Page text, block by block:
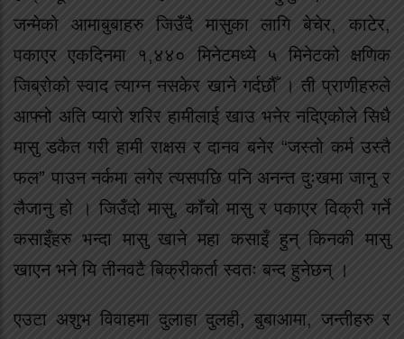
जन्मेको आमाबुबाहरु जिउँदै मासुका लागि बेचेर, काटेर,
पकाएर एकदिनमा १,४४० मिनेटमध्ये ५ मिनेटको क्षणिक
जिब्रोको स्वाद त्याग्न नसकेर खाने गर्दछौँ । ती प्राणीहरुले
आफ्नो अति प्यारो शरिर हामीलाई खाउ भनेर नदिएकोले सिधै
मासु डकैत गरी हामी राक्षस र दानव बनेर “जस्तो कर्म उस्तै
फल” पाउन नर्कमा लगेर त्यसपछि पनि अनन्त दुःखमा जानु र
लैजानु हो । जिउँदो मासु, काँचो मासु र पकाएर विक्री गर्ने
कसाइँहरु भन्दा मासु खाने महा कसाइँ हुन् किनकी मासु
खाएन भने यि तीनवटै बिक्रीकर्ता स्वतः बन्द हुनेछन् ।
एउटा अशुभ विवाहमा दुलाहा दुलही, बुबाआमा, जन्तीहरु र